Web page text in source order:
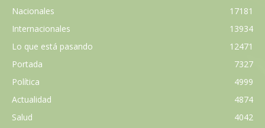
Nacionales
17181
Internacionales
13934
Lo que está pasando
12471
Portada
7327
Política
4999
Actualidad
4874
Salud
4042